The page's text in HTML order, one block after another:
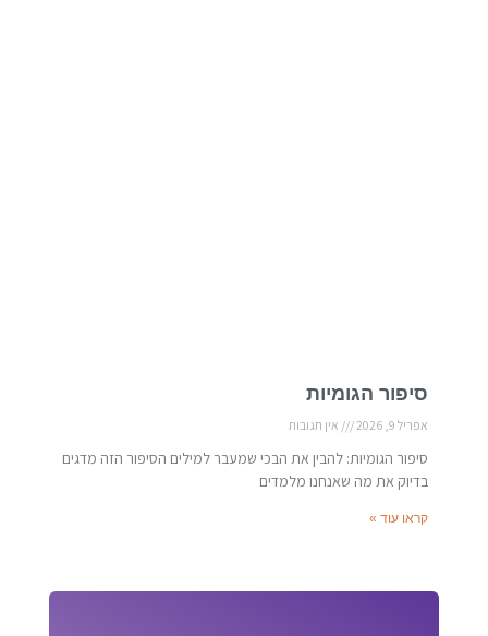
סיפור הגומיות
אפריל 9, 2026 אין תגובות
סיפור הגומיות: להבין את הבכי שמעבר למילים הסיפור הזה מדגים
בדיוק את מה שאנחנו מלמדים
קראו עוד »